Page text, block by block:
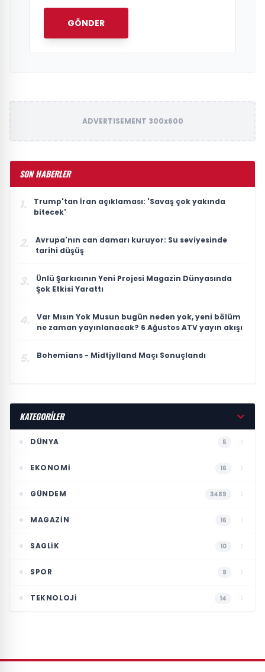
GÖNDER
ADVERTISEMENT 300x600
SON HABERLER
1.
Trump'tan İran açıklaması: 'Savaş çok yakında
bitecek'
2.
Avrupa'nın can damarı kuruyor: Su seviyesinde
tarihi düşüş
3.
Ünlü Şarkıcının Yeni Projesi Magazin Dünyasında
Şok Etkisi Yarattı
4.
Var Mısın Yok Musun bugün neden yok, yeni bölüm
ne zaman yayınlanacak? 6 Ağustos ATV yayın akışı
5. Bohemians - Midtjylland Maçı Sonuçlandı
KATEGORİLER
DÜNYA 5
EKONOMI 16
GÜNDEM 3489
MAGAZIN 16
SAGLIK 10
SPOR 9
TEKNOLOJI 14